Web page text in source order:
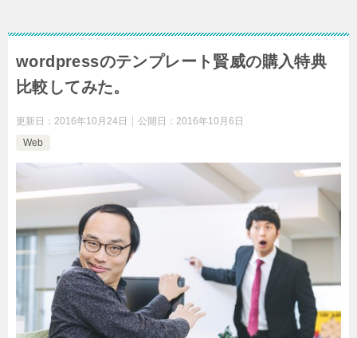
wordpressのテンプレート賢威の購入特典
比較してみた。
更新日： 2016年10月24日 公開日： 2016年10月6日
Web